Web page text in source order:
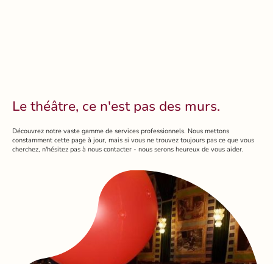
Le théâtre, ce n'est pas des murs.
Découvrez notre vaste gamme de services professionnels. Nous mettons
constamment cette page à jour, mais si vous ne trouvez toujours pas ce que vous
cherchez, n'hésitez pas à nous contacter - nous serons heureux de vous aider.